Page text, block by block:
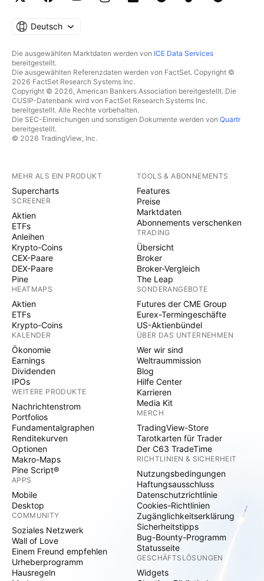
Deutsch
Die ausgewählten Marktdaten werden von ICE Data Services
bereitgestellt.
Die ausgewählten Referenzdaten werden von FactSet. Copyright ©
2026 FactSet Research Systems Inc.
Copyright © 2026, American Bankers Association bereitgestellt. Die
CUSIP-Datenbank wird von FactSet Research Systems Inc.
bereitgestellt. Alle Rechte vorbehalten.
Die SEC-Einreichungen und sonstigen Dokumente werden von Quartr
bereitgestellt.
© 2026 TradingView, Inc.
MEHR ALS EIN PRODUKT
Supercharts
SCREENER
Aktien
ETFs
Anleihen
Krypto-Coins
CEX-Paare
DEX-Paare
Pine
HEATMAPS
Aktien
ETFs
Krypto-Coins
KALENDER
Ökonomie
Earnings
Dividenden
IPOs
WEITERE PRODUKTE
Nachrichtenstrom
Portfolios
Fundamentalgraphen
Renditekurven
Optionen
Makro-Maps
Pine Script®
APPS
Mobile
Desktop
COMMUNITY
Soziales Netzwerk
Wall of Love
Einem Freund empfehlen
Urheberprogramm
Hausregeln
TOOLS & ABONNEMENTS
Features
Preise
Marktdaten
Abonnements verschenken
TRADING
Übersicht
Broker
Broker-Vergleich
The Leap
SONDERANGEBOTE
Futures der CME Group
Eurex-Termingeschäfte
US-Aktienbündel
ÜBER DAS UNTERNEHMEN
Wer wir sind
Weltraummission
Blog
Hilfe Center
Karrieren
Media Kit
MERCH
TradingView-Store
Tarotkarten für Trader
Der C63 TradeTime
RICHTLINIEN & SICHERHEIT
Nutzungsbedingungen
Haftungsausschluss
Datenschutzrichtlinie
Cookies-Richtlinien
Zugänglichkeitserklärung
Sicherheitstipps
Bug-Bounty-Programm
Statusseite
GESCHÄFTSLÖSUNGEN
Widgets